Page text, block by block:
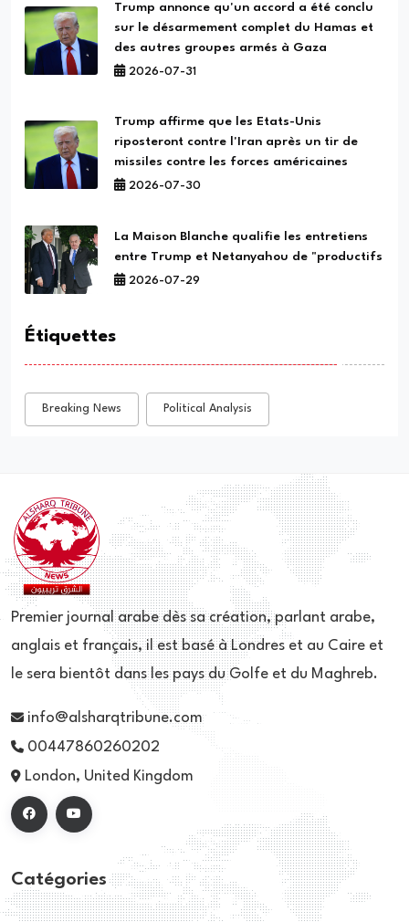
Trump annonce qu'un accord a été conclu
sur le désarmement complet du Hamas et
des autres groupes armés à Gaza
2026-07-31
Trump affirme que les Etats-Unis
riposteront contre l'Iran après un tir de
missiles contre les forces américaines
2026-07-30
La Maison Blanche qualifie les entretiens
entre Trump et Netanyahou de "productifs
2026-07-29
Étiquettes
Breaking News Political Analysis
Premier journal arabe dès sa création, parlant arabe,
anglais et français, il est basé à Londres et au Caire et
le sera bientôt dans les pays du Golfe et du Maghreb.
info@alsharqtribune.com
00447860260202
London, United Kingdom
Catégories